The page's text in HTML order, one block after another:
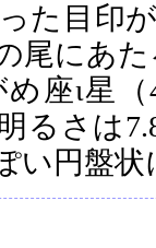
た目印
尾にあ
座ι星
るさは
い円盤状